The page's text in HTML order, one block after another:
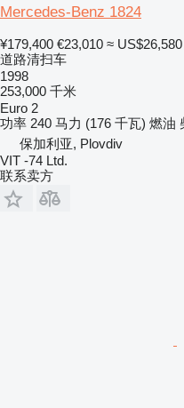
Mercedes-Benz 1824
¥179,400 €23,010 ≈ US$26,580
道路清扫车
1998
253,000 千米
Euro 2
功率 240 马力 (176 千瓦) 燃油
保加利亚, Plovdiv
VIT -74 Ltd.
联系卖方